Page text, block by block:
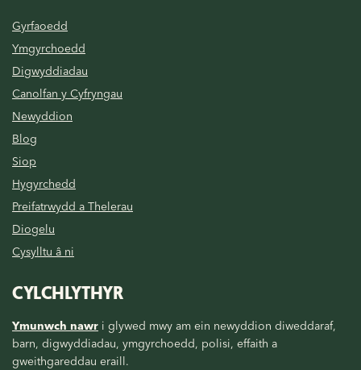
Gyrfaoedd
Ymgyrchoedd
Digwyddiadau
Canolfan y Cyfryngau
Newyddion
Blog
Siop
Hygyrchedd
Preifatrwydd a Thelerau
Diogelu
Cysylltu â ni
CYLCHLYTHYR
Ymunwch nawr i glywed mwy am ein newyddion diweddaraf,
barn, digwyddiadau, ymgyrchoedd, polisi, effaith a
gweithgareddau eraill.